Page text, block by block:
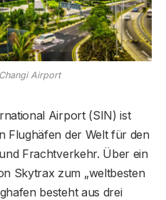
Airport
Airport (SIN) ist
Flughäfen der Welt für den
Frachtverkehr. Über ein
Skytrax zum „weltbesten
besteht aus drei